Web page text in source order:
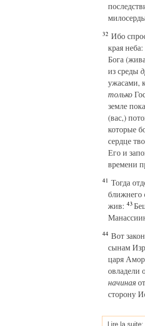
32 Ибо
края
Бога
из среды
ужасами,
только
земле
(вас,)
которые
сердце
Его и
времени
41 Тогда
ближнего
жив: 43
44 Вот
сынам
царя
овладели
начиная
сторону
Lire la suite: